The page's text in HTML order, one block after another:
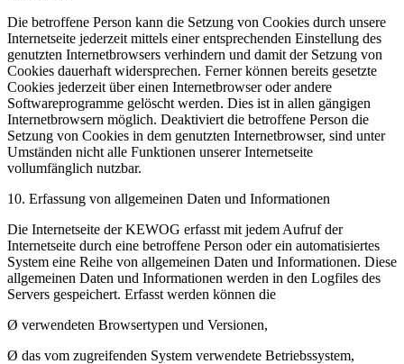
Die betroffene Person kann die Setzung von Cookies durch unsere
Internetseite jederzeit mittels einer entsprechenden Einstellung des
genutzten Internetbrowsers verhindern und damit der Setzung von
Cookies dauerhaft widersprechen. Ferner können bereits gesetzte
Cookies jederzeit über einen Internetbrowser oder andere
Softwareprogramme gelöscht werden. Dies ist in allen gängigen
Internetbrowsern möglich. Deaktiviert die betroffene Person die
Setzung von Cookies in dem genutzten Internetbrowser, sind unter
Umständen nicht alle Funktionen unserer Internetseite
vollumfänglich nutzbar.
10. Erfassung von allgemeinen Daten und Informationen
Die Internetseite der KEWOG erfasst mit jedem Aufruf der
Internetseite durch eine betroffene Person oder ein automatisiertes
System eine Reihe von allgemeinen Daten und Informationen. Diese
allgemeinen Daten und Informationen werden in den Logfiles des
Servers gespeichert. Erfasst werden können die
Ø verwendeten Browsertypen und Versionen,
Ø das vom zugreifenden System verwendete Betriebssystem,